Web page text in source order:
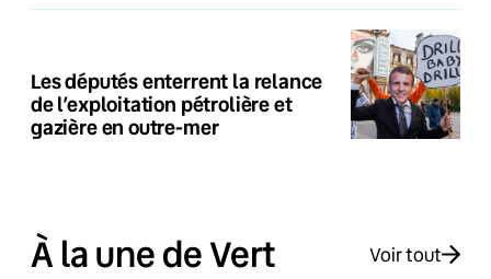
Les députés enterrent la relance
de l’exploitation pétrolière et
gazière en outre-mer
À la une de Vert Voir tout